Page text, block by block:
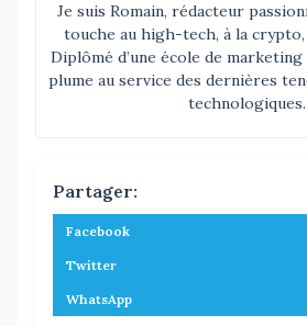
Je suis Romain, rédacteur
touche au high-tech, à la crypto,
Diplômé d’une école de marketing
plume au service des dernières
technologiques.
Partager:
Facebook
Twitter
WhatsApp